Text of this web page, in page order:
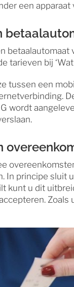
een
betaalautomaat
tarieven bij
tussen een
wordt
In principe sluit
kunt u dit